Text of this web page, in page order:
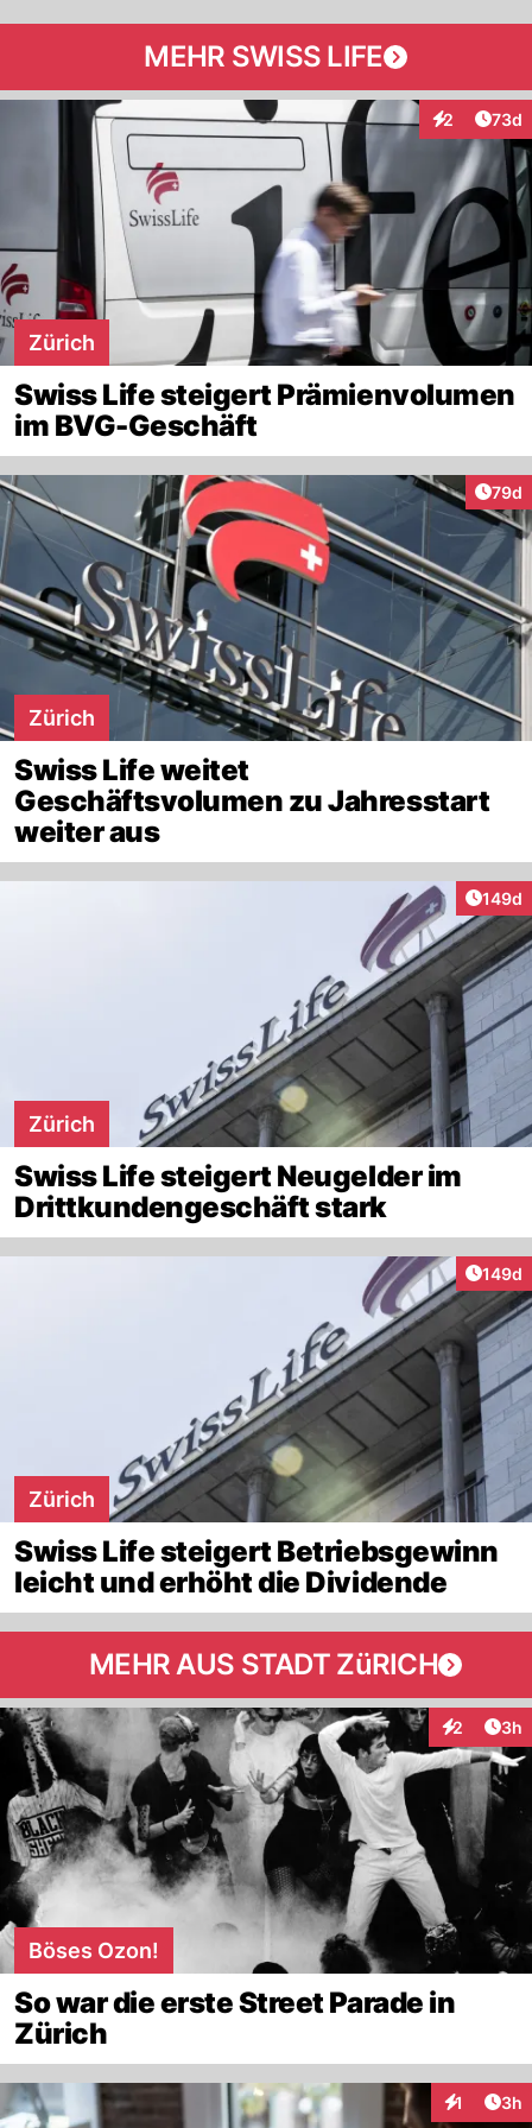
MEHR SWISS LIFE
2
Interaktionen
73d
Zürich
Swiss Life steigert Prämienvolumen
im BVG-Geschäft
79d
Zürich
Swiss Life weitet
Geschäftsvolumen zu Jahresstart
weiter aus
149d
Zürich
Swiss Life steigert Neugelder im
Drittkundengeschäft stark
149d
Zürich
Swiss Life steigert Betriebsgewinn
leicht und erhöht die Dividende
MEHR AUS STADT ZüRICH
2 3h
Böses Ozon!
So war die erste Street Parade in
Zürich
1 3h